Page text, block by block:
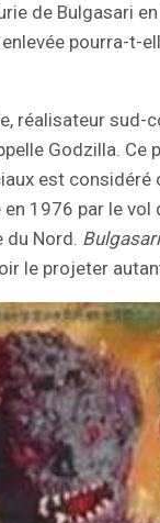
de Bulgasari
enlevée pourra-t-
réalisateur sud-
Godzilla. Ce
est considéré
1976 par le
du Nord. Bulgasari
le projeter